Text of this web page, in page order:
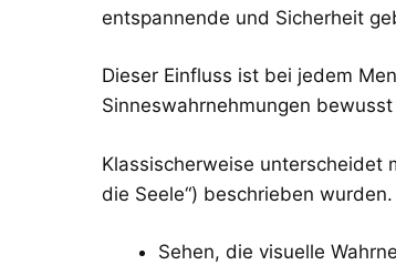
entspannende und Sicherheit
Dieser Einfluss ist bei jedem
Sinneswahrnehmungen
Klassischerweise unterscheidet
die Seele“) beschrieben wurden.
Sehen, die visuelle